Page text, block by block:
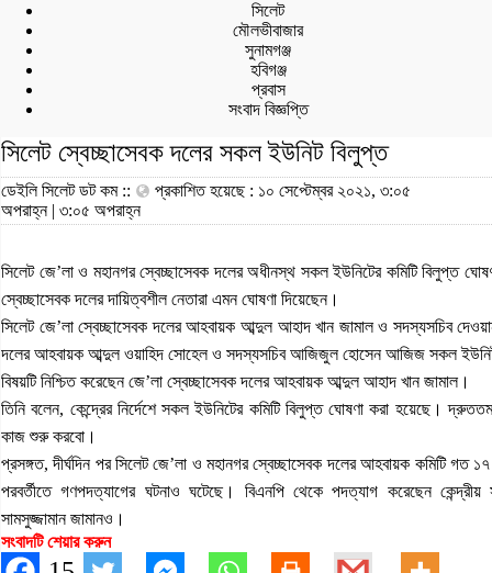
সিলেট
মৌলভীবাজার
সুনামগঞ্জ
হবিগঞ্জ
প্রবাস
সংবাদ বিজ্ঞপ্তি
সিলেট স্বেচ্ছাসেবক দলের সকল ইউনিট বিলুপ্ত
ডেইলি সিলেট ডট কম ::
প্রকাশিত হয়েছে : ১০ সেপ্টেম্বর ২০২১, ৩:০৫
অপরাহ্ন | ৩:০৫ অপরাহ্ন
সিলেট জে’লা ও মহানগর স্বেচ্ছাসেবক দলের অধীনস্থ সকল ইউনিটের কমিটি বিলুপ্ত
স্বেচ্ছাসেবক দলের দায়িত্বশীল নেতারা এমন ঘোষণা দিয়েছেন।
সিলেট জে’লা স্বেচ্ছাসেবক দলের আহবায়ক আব্দুল আহাদ খান জামাল ও সদস্যসচিব
দলের আহবায়ক আব্দুল ওয়াহিদ সোহেল ও সদস্যসচিব আজিজুল হোসেন আজিজ সকল ইউনিট
বিষয়টি নিশ্চিত করেছেন জে’লা স্বেচ্ছাসেবক দলের আহবায়ক আব্দুল আহাদ খান জামাল।
তিনি বলেন, কেন্দ্রের নির্দেশে সকল ইউনিটের কমিটি বিলুপ্ত ঘোষণা করা হয়েছে।
কাজ শুরু করবো।
প্রসঙ্গত, দীর্ঘদিন পর সিলেট জে’লা ও মহানগর স্বেচ্ছাসেবক দলের আহবায়ক কমিটি গত
পরবর্তীতে গণপদত্যাগের ঘটনাও ঘটেছে। বিএনপি থেকে পদত্যাগ করেছেন
সামসুজ্জামান জামানও।
সংবাদটি শেয়ার করুন